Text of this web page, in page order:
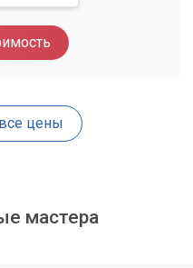
работу вашего ноутбука.
Мастер» готов
поможем вам найти
которая дает вам
цены
мастера